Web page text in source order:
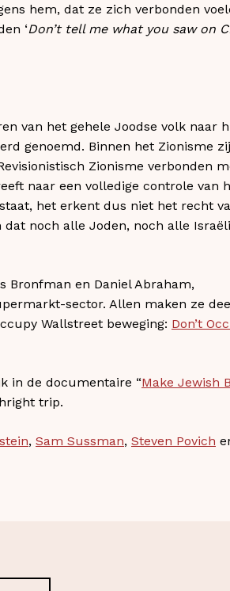
hem, dat ze zich verbonden
‘Don’t tell me what you saw on
van het gehele Joodse volk naar
genoemd. Binnen het Zionisme
Zionisme verbonden
naar een volledige controle van
het erkent dus niet het recht
noch alle Joden, noch alle
Bronfman en Daniel Abraham,
sector. Allen maken ze
Wallstreet beweging: Don’t
in de documentaire “Make Jewish
trip.
, Sam Sussman, Steven Povich